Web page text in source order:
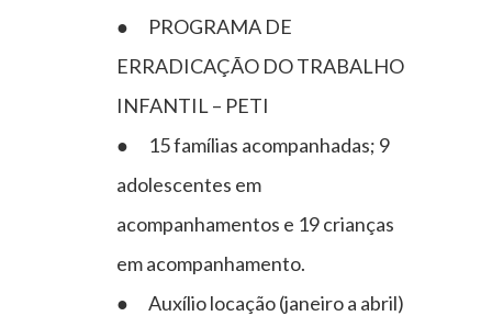
● PROGRAMA DE
ERRADICAÇÃO DO TRABALHO
INFANTIL – PETI
● 15 famílias acompanhadas; 9
adolescentes em
acompanhamentos e 19 crianças
em acompanhamento.
● Auxílio locação (janeiro a abril)